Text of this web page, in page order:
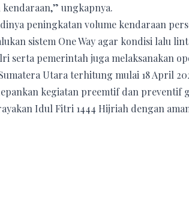
ungkapnya.
peningkatan volume kendaraan
sistem One Way agar kondisi lalu
serta pemerintah juga melaksanakan
Utara terhitung mulai 18 April
kegiatan preemtif dan preventif
Idul Fitri 1444 Hijriah dengan